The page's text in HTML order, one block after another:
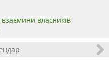
власників